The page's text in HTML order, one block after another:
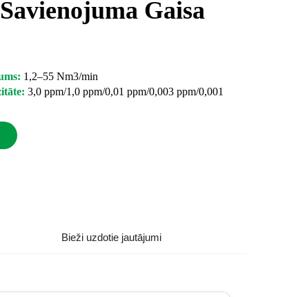
Gaisa
1,2–55 Nm3/min
3,0 ppm/1,0 ppm/0,01 ppm/0,003 ppm/0,001
Bieži uzdotie jautājumi